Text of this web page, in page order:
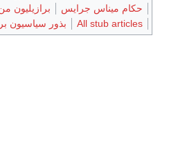
حكام ميناس جرايس
برازيليون
All stub articles
بذور سياسيون